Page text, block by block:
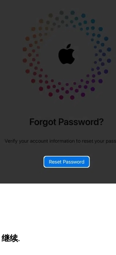
继续.